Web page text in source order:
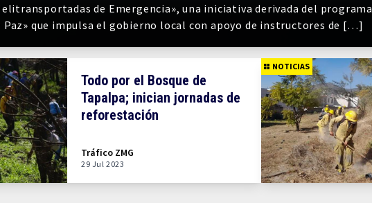
de Emergencia», una iniciativa derivada del programa
Paz» que impulsa el gobierno local con apoyo de instructores de […]
Todo por el Bosque de
Tapalpa; inician jornadas de
reforestación
Tráfico ZMG
29 Jul 2023
NOTICIAS